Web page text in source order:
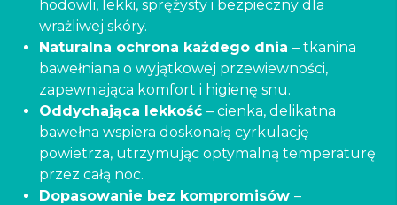
hodowli, lekki, sprężysty i bezpieczny dla
wrażliwej skóry.
Naturalna ochrona każdego dnia – tkanina
bawełniana o wyjątkowej przewiewności,
zapewniająca komfort i higienę snu.
Oddychająca lekkość – cienka, delikatna
bawełna wspiera doskonałą cyrkulację
powietrza, utrzymując optymalną temperaturę
przez całą noc.
Dopasowanie bez kompromisów –